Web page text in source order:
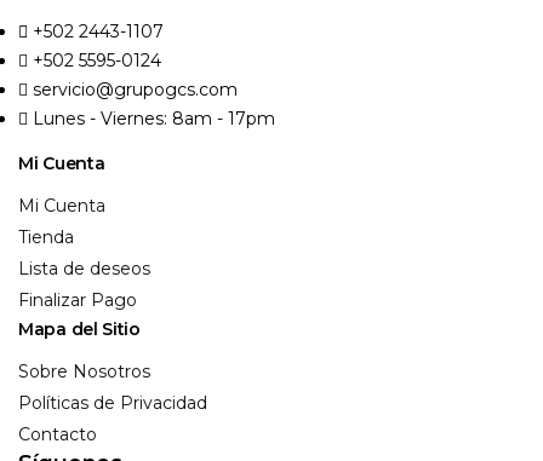
+502 2443-1107
+502 5595-0124
servicio@grupogcs.com
Lunes - Viernes: 8am - 17pm
Mi Cuenta
Mi Cuenta
Tienda
Lista de deseos
Finalizar Pago
Mapa del Sitio
Sobre Nosotros
Políticas de Privacidad
Contacto